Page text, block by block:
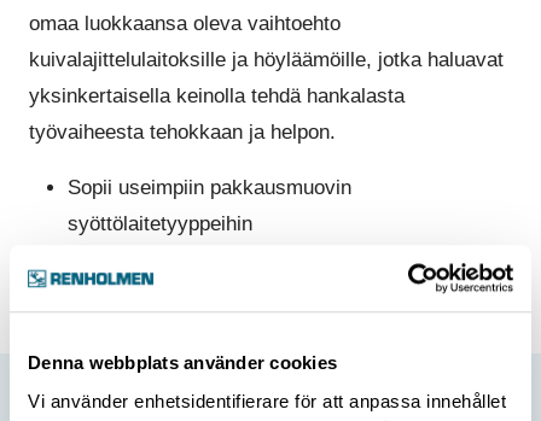
Denna webbplats använder cookies
Vi använder enhetsidentifierare för att anpassa innehållet
omaa luokkaansa oleva vaihtoehto
kuivalajittelulaitoksille ja höyläämöille, jotka haluavat
yksinkertaisella keinolla tehdä hankalasta
työvaiheesta tehokkaan ja helpon.
Sopii useimpiin pakkausmuovin
syöttölaitetyyppeihin